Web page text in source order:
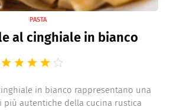
PASTA
al cinghiale in bianco
in bianco rappresentano una
più autentiche della cucina rustica